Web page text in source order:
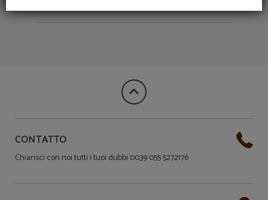
CONTATTO
Chiarisci con noi tutti i tuoi dubbi 0039 055 5272176